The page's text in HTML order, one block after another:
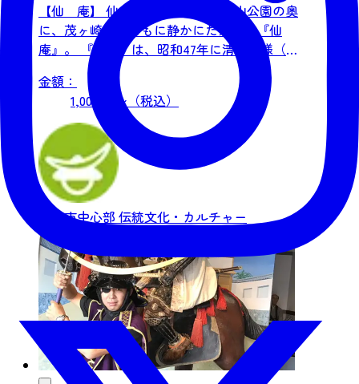
【仙 庵】 仙台市太白区の大年寺山公園の奥
に、茂ヶ崎庵とともに静かにたたずむ『仙
庵』。 『仙庵』は、昭和47年に清香院様（第
十四世無限斎碩叟...
金額：
1,000 円〜（税込）
仙台市中心部 伝統文化・カルチャー